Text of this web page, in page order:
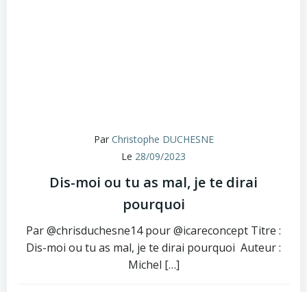
Par Christophe DUCHESNE
Le 28/09/2023
Dis-moi ou tu as mal, je te dirai
pourquoi
Par @chrisduchesne14 pour @icareconcept Titre :
Dis-moi ou tu as mal, je te dirai pourquoi Auteur :
Michel […]